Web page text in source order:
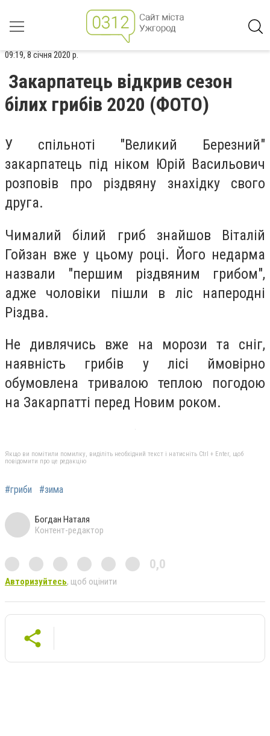
09:19, 8 січня 2020 р.
Закарпатець відкрив сезон
білих грибів 2020 (ФОТО)
У спільноті "Великий Березний"
закарпатець під ніком Юрій Васильович
розповів про різдвяну знахідку свого
друга.
Чималий білий гриб знайшов Віталій
Гойзан вже у цьому році. Його недарма
назвали "першим різдвяним грибом",
адже чоловіки пішли в ліс наперодні
Різдва.
Не дивлячись вже на морози та сніг,
наявність грибів у лісі ймовірно
обумовлена тривалою теплою погодою
на Закарпатті перед Новим роком.
Якщо ви помітили помилку, виділіть необхідний текст і натисніть Ctrl + Enter, щоб
повідомити про це редакцію
#гриби #зима
Богдан Наталя
Контент-редактор
0,0
Авторизуйтесь, щоб оцінити